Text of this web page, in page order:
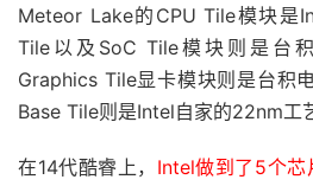
Meteor Lake的CPU Tile模块是
Tile以及SoC Tile模块则是台
Graphics Tile显卡模块则是台积
Base Tile则是Intel自家的22nm工
在14代酷睿上， Intel做到了5个芯